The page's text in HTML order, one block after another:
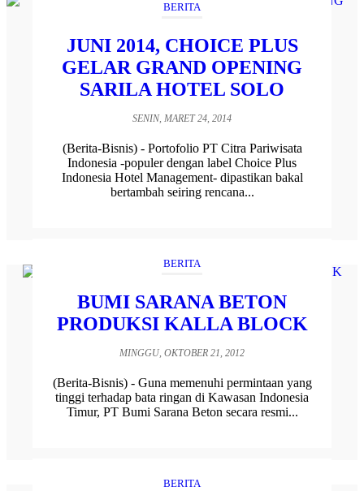
BERITA
JUNI 2014, CHOICE PLUS
GELAR GRAND OPENING
SARILA HOTEL SOLO
SENIN, MARET 24, 2014
(Berita-Bisnis) - Portofolio PT Citra Pariwisata
Indonesia -populer dengan label Choice Plus
Indonesia Hotel Management- dipastikan bakal
bertambah seiring rencana...
BERITA
BUMI SARANA BETON
PRODUKSI KALLA BLOCK
MINGGU, OKTOBER 21, 2012
(Berita-Bisnis) - Guna memenuhi permintaan yang
tinggi terhadap bata ringan di Kawasan Indonesia
Timur, PT Bumi Sarana Beton secara resmi...
BERITA